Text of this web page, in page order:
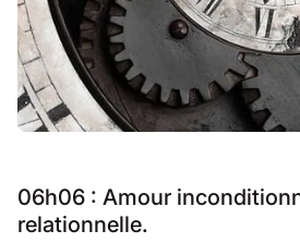
06h06 : Amour
relationnelle.